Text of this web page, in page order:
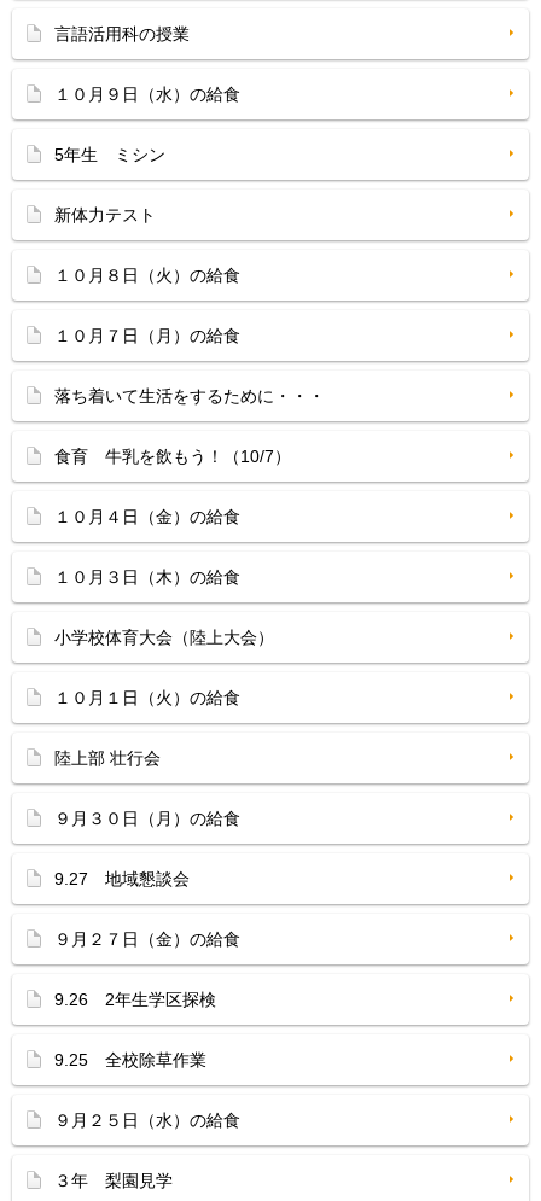
言語活用科の授業
１０月９日（水）の給食
5年生 ミシン
新体力テスト
１０月８日（火）の給食
１０月７日（月）の給食
落ち着いて生活をするために・・・
食育 牛乳を飲もう！（10/7）
１０月４日（金）の給食
１０月３日（木）の給食
小学校体育大会（陸上大会）
１０月１日（火）の給食
陸上部 壮行会
９月３０日（月）の給食
9.27 地域懇談会
９月２７日（金）の給食
9.26 2年生学区探検
9.25 全校除草作業
９月２５日（水）の給食
３年 梨園見学